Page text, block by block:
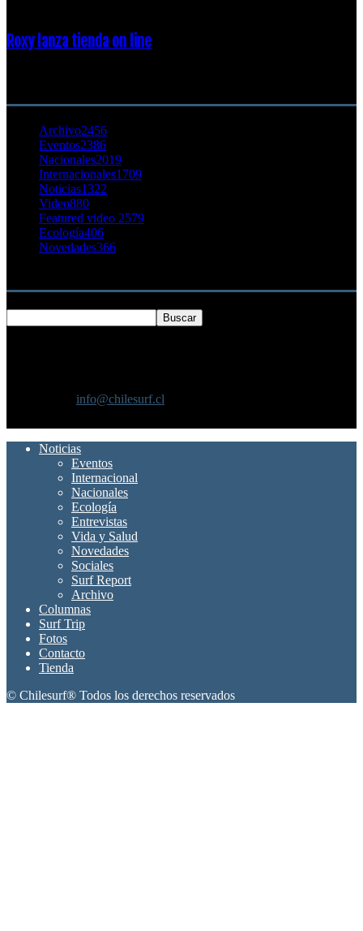
Roxy lanza tienda on line
Archivo2456
Eventos2386
Nacionales2019
Internacionales1709
Noticias1322
Video880
Featured video 2579
Ecología406
Novedades366
info@chilesurf.cl
Noticias
Eventos
Internacional
Nacionales
Ecología
Entrevistas
Vida y Salud
Novedades
Sociales
Surf Report
Archivo
Columnas
Surf Trip
Fotos
Contacto
Tienda
© Chilesurf® Todos los derechos reservados